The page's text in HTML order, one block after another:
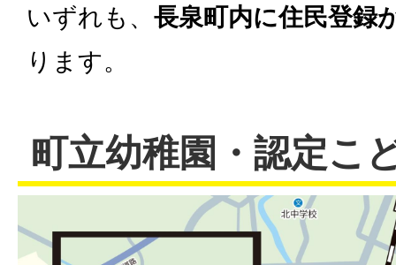
いずれも、 長泉町内に住民登録
ります。
町立幼稚園・認定こ